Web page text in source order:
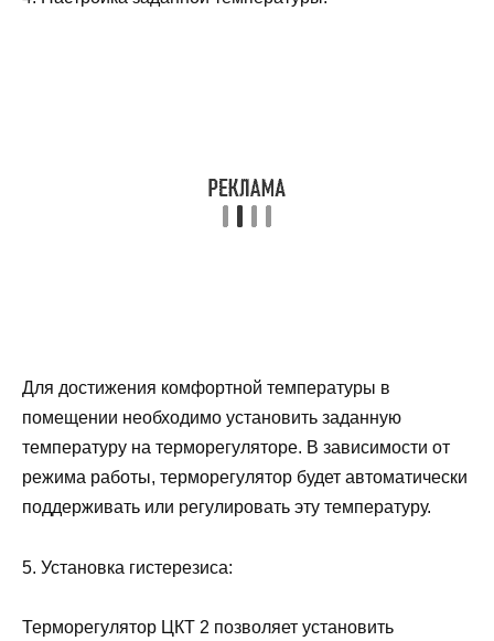
Для достижения комфортной температуры в
помещении необходимо установить заданную
температуру на терморегуляторе. В зависимости от
режима работы, терморегулятор будет автоматически
поддерживать или регулировать эту температуру.
5. Установка гистерезиса:
Терморегулятор ЦКТ 2 позволяет установить